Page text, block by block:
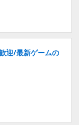
迎/最新ゲームの